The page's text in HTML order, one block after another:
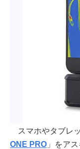
スマホやタブレ
ONE PRO 」をア